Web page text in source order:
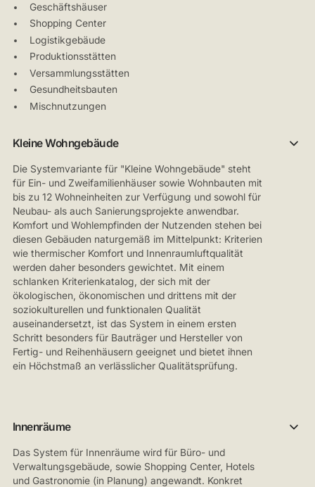
Geschäftshäuser
Shopping Center
Logistikgebäude
Produktionsstätten
Versammlungsstätten
Gesundheitsbauten
Mischnutzungen
Kleine Wohngebäude
Die Systemvariante für "Kleine Wohngebäude" steht
für Ein- und Zweifamilienhäuser sowie Wohnbauten mit
bis zu 12 Wohneinheiten zur Verfügung und sowohl für
Neubau- als auch Sanierungsprojekte anwendbar.
Komfort und Wohlempfinden der Nutzenden stehen bei
diesen Gebäuden naturgemäß im Mittelpunkt: Kriterien
wie thermischer Komfort und Innenraumluftqualität
werden daher besonders gewichtet. Mit einem
schlanken Kriterienkatalog, der sich mit der
ökologischen, ökonomischen und drittens mit der
soziokulturellen und funktionalen Qualität
auseinandersetzt, ist das System in einem ersten
Schritt besonders für Bauträger und Hersteller von
Fertig- und Reihenhäusern geeignet und bietet ihnen
ein Höchstmaß an verlässlicher Qualitätsprüfung.
Innenräume
Das System für Innenräume wird für Büro- und
Verwaltungsgebäude, sowie Shopping Center, Hotels
und Gastronomie (in Planung) angewandt. Konkret